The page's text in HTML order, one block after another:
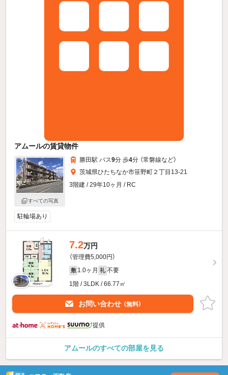
アムールの賃貸物件
すべての写真
勝田駅 バス9分 歩4分 （常磐線など）
茨城県ひたちなか市笹野町２丁目13-21
3階建 / 29年10ヶ月 / RC
駐輪場あり
7.2万円
（管理費5,000円）
敷 1.0ヶ月 礼 不要
1階 / 3LDK / 66.77㎡
お問い合わせ （無料）
提供
アムールのすべての部屋を見る